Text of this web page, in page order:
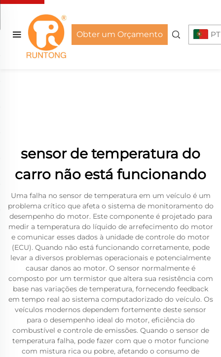
Obter um Orçamento PT
sensor de temperatura do
carro não está funcionando
Uma falha no sensor de temperatura em um veículo é um
problema crítico que afeta o sistema de monitoramento do
desempenho do motor. Este componente é projetado para
medir a temperatura do líquido de arrefecimento do motor
e comunicar esses dados à unidade de controle do motor
(ECU). Quando não está funcionando corretamente, pode
levar a diversos problemas operacionais e potencialmente
causar danos ao motor. O sensor normalmente é
composto por um termistor que altera sua resistência com
base nas variações de temperatura, fornecendo feedback
em tempo real ao sistema computadorizado do veículo. Os
veículos modernos dependem fortemente deste sensor
para o desempenho ideal do motor, eficiência do
combustível e controle de emissões. Quando o sensor de
temperatura falha, pode fazer com que o motor funcione
com mistura rica ou pobre, afetando o consumo de